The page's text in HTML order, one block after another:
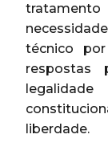
técnico
respostas
liberdade.